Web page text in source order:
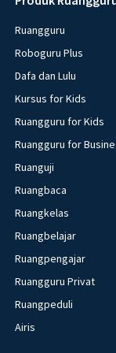
Ruangguru
Roboguru Plus
Dafa dan Lulu
Kursus for Kids
Ruangguru for Kids
Ruangguru for
Ruanguji
Ruangbaca
Ruangkelas
Ruangbelajar
Ruangpengajar
Ruangguru Privat
Ruangpeduli
Airis